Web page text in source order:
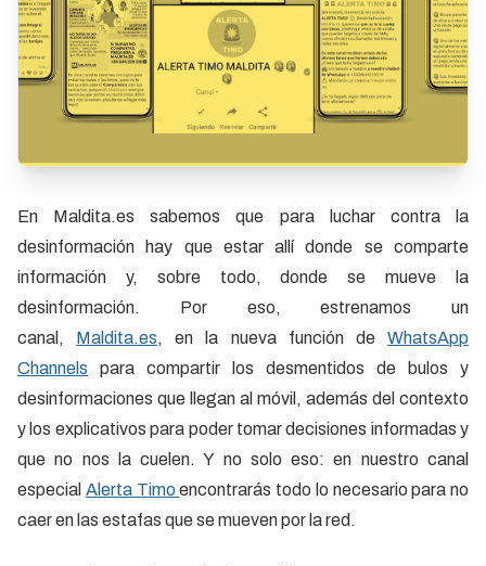
En Maldita.es sabemos que para luchar contra la
desinformación hay que estar allí donde se comparte
información y, sobre todo, donde se mueve la
desinformación. Por eso, estrenamos un
canal, Maldita.es, en la nueva función deWhatsApp
Channels para compartir los desmentidos de bulos y
desinformaciones que llegan al móvil, además del contexto
y los explicativos para poder tomar decisiones informadas y
que no nos la cuelen. Y no solo eso: en nuestro canal
especial Alerta Timoencontrarás todo lo necesario para no
caer en las estafas que se mueven por la red.